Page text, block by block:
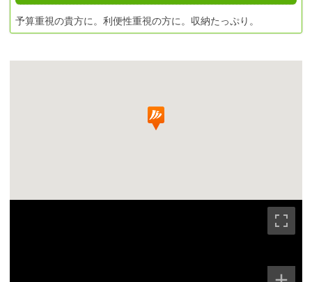
予算重視の貴方に。利便性重視の方に。収納たっぷり。